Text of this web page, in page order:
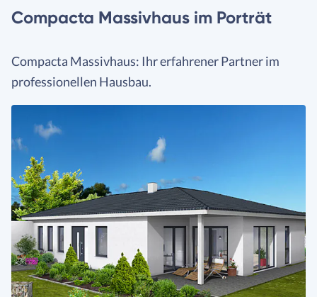
Compacta Massivhaus im Porträt
Compacta Massivhaus: Ihr erfahrener Partner im
professionellen Hausbau.